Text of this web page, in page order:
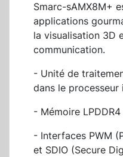
Smarc-sAMX8M+
applications
la visualisation 3D
communication.
- Unité de
dans le processeur
- Mémoire
- Interfaces PWM
et SDIO (Secure